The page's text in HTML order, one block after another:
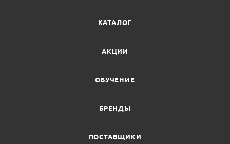
КАТАЛОГ
АКЦИИ
ОБУЧЕНИЕ
БРЕНДЫ
ПОСТАВЩИКИ